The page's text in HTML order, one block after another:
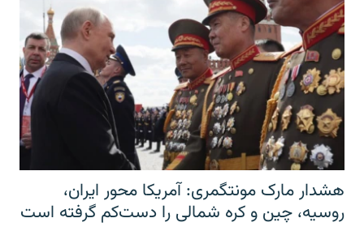
هشدار مارک مونتگمری: آمریکا محور ایران،
روسیه، چین و کره شمالی را دست‌کم گرفته است